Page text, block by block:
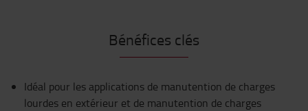
Bénéfices clés
Idéal pour les applications de manutention de charges
lourdes en extérieur et de manutention de charges